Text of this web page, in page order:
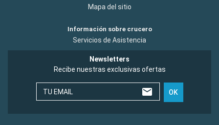
Mapa del sitio
Información sobre crucero
Servicios de Asistencia
Newsletters
Recibe nuestras exclusivas ofertas
TU EMAIL OK